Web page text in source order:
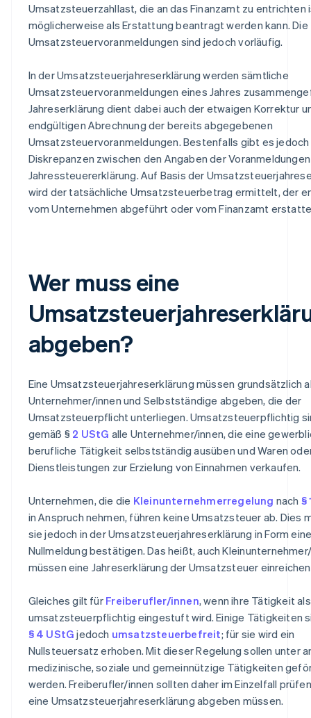
Umsatzsteuerzahllast, die an das Finanzamt zu entrichten
möglicherweise als Erstattung beantragt werden kann. Die
Umsatzsteuervoranmeldungen sind jedoch vorläufig.
In der Umsatzsteuerjahreserklärung werden sämtliche
Umsatzsteuervoranmeldungen eines Jahres
Jahreserklärung dient dabei auch der etwaigen Korrektur
endgültigen Abrechnung der bereits abgegebenen
Umsatzsteuervoranmeldungen. Bestenfalls gibt es
Diskrepanzen zwischen den Angaben der
Jahressteuererklärung. Auf Basis der
wird der tatsächliche Umsatzsteuerbetrag ermittelt, der
vom Unternehmen abgeführt oder vom Finanzamt
Wer muss eine
abgeben?
Eine Umsatzsteuerjahreserklärung müssen grundsätzlich
Unternehmer/innen und Selbstständige abgeben, die der
Umsatzsteuerpflicht unterliegen. Umsatzsteuerpflichtig
gemäß § 2 UStG alle Unternehmer/innen, die eine
berufliche Tätigkeit selbstständig ausüben und Waren
Dienstleistungen zur Erzielung von Einnahmen verkaufen.
Unternehmen, die die Kleinunternehmerregelung nach §
in Anspruch nehmen, führen keine Umsatzsteuer ab. Dies
sie jedoch in der Umsatzsteuerjahreserklärung in Form
Nullmeldung bestätigen. Das heißt, auch
müssen eine Jahreserklärung der Umsatzsteuer
Gleiches gilt für Freiberufler/innen, wenn ihre Tätigkeit als
umsatzsteuerpflichtig eingestuft wird. Einige Tätigkeiten
§ 4 UStG jedoch umsatzsteuerbefreit; für sie wird ein
Nullsteuersatz erhoben. Mit dieser Regelung sollen unter
medizinische, soziale und gemeinnützige Tätigkeiten
werden. Freiberufler/innen sollten daher im Einzelfall
eine Umsatzsteuerjahreserklärung abgeben müssen.